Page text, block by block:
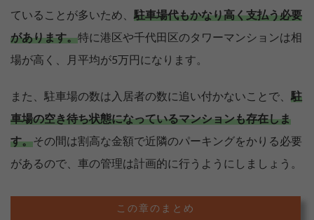
ていることが多いため、 駐車場代もかなり高く支払う必要
があります。特に港区や千代田区のタワーマンションは相
場が高く、月平均が5万円になります。
また、駐車場の数は入居者の数に追い付かないことで、 駐
車場の空き待ち状態になっているマンションも存在しま
す。その間は割高な金額で近隣のパーキングをかりる必要
があるので、車の管理は計画的に行うようにしましょう。